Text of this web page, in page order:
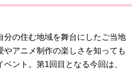
分の住む地域を舞台にしたご当地
やアニメ制作の楽しさを知っても
ント。第1回目となる今回は、